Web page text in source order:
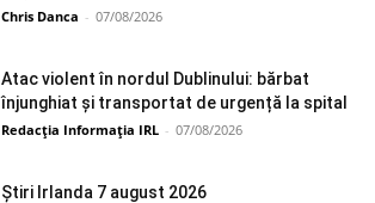
Chris Danca - 07/08/2026
Atac violent în nordul Dublinului: bărbat
înjunghiat și transportat de urgență la spital
Redacția Informația IRL - 07/08/2026
Știri Irlanda 7 august 2026